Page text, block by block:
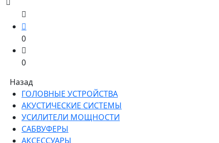
0
0
Назад
ГОЛОВНЫЕ УСТРОЙСТВА
АКУСТИЧЕСКИЕ СИСТЕМЫ
УСИЛИТЕЛИ МОЩНОСТИ
САБВУФЕРЫ
АКСЕССУАРЫ